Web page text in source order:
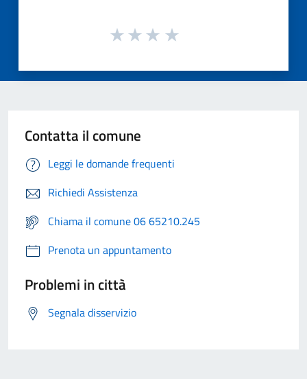
Contatta il comune
Leggi le domande frequenti
Richiedi Assistenza
Chiama il comune 06 65210.245
Prenota un appuntamento
Problemi in città
Segnala disservizio